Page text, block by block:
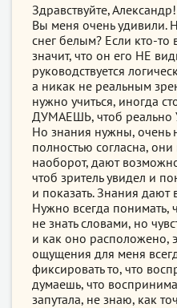
Здравствуйте, Александр!
Вы меня очень удивили.
снег белым? Если кто-то
значит, что он его НЕ
руководствуется
а никак не реальным
нужно учиться, иногда
ДУМАЕШЬ, чтоб реально
Но знания нужны, очень
полностью согласна,
наоборот, дают
чтоб зритель увидел и
и показать. Знания дают
Нужно всегда
не знать словами, но
и как оно расположено,
ощущения для меня
фиксировать то, что
думаешь, что
запутала, не знаю, как